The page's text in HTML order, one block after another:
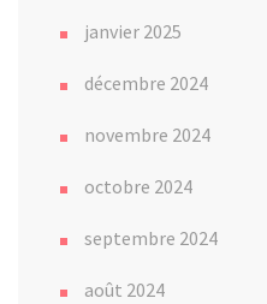
janvier 2025
décembre 2024
novembre 2024
octobre 2024
septembre 2024
août 2024